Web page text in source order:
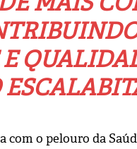
o pelouro da